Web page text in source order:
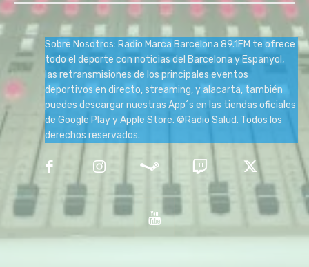
Sobre Nosotros: Radio Marca Barcelona 89.1FM te ofrece
todo el deporte con noticias del Barcelona y Espanyol,
las retransmisiones de los principales eventos
deportivos en directo, streaming, y alacarta, también
puedes descargar nuestras App´s en las tiendas oficiales
de Google Play y Apple Store. ©Radio Salud. Todos los
derechos reservados.